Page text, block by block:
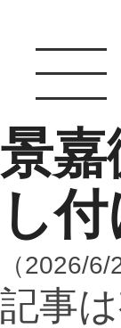
景
し
（2026/6/
記事